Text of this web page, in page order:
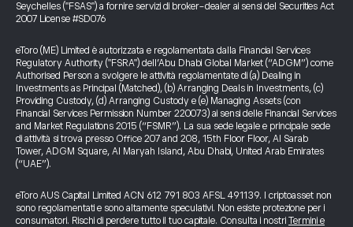
Seychelles ("FSAS") a fornire servizi di broker-dealer ai sensi del Securities Act
2007 License #SD076
eToro (ME) Limited è autorizzata e regolamentata dalla Financial Services
Regulatory Authority ("FSRA") dell’Abu Dhabi Global Market (“ADGM”) come
Authorised Person a svolgere le attività regolamentate di (a) Dealing in
Investments as Principal (Matched), (b) Arranging Deals in Investments, (c)
Providing Custody, (d) Arranging Custody e (e) Managing Assets (con
Financial Services Permission Number 220073) ai sensi delle Financial Services
and Market Regulations 2015 (“FSMR”). La sua sede legale e principale sede
di attività si trova presso Office 207 and 208, 15th Floor Floor, Al Sarab
Tower, ADGM Square, Al Maryah Island, Abu Dhabi, United Arab Emirates
(“UAE”).
eToro AUS Capital Limited ACN 612 791 803 AFSL 491139. I criptoasset non
sono regolamentati e sono altamente speculativi. Non esiste protezione per i
consumatori. Rischi di perdere tutto il tuo capitale. Consulta i nostri Termini e